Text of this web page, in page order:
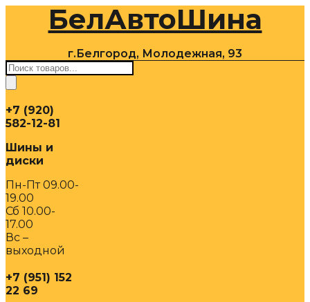
содержимомуБелАвтоШина
г.Белгород, Молодежная, 93
Поиск
товаров
+7 (920)
582-12-81
Шины и
диски
Пн-Пт 09.00-
19.00
Сб 10.00-
17.00
Вс –
выходной
+7 (951) 152
22 69